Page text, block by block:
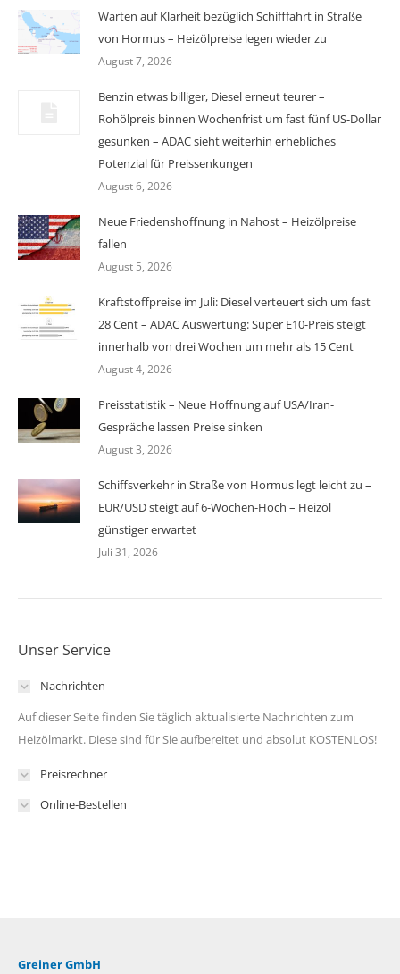
Warten auf Klarheit bezüglich Schifffahrt in Straße
von Hormus – Heizölpreise legen wieder zu
August 7, 2026
Benzin etwas billiger, Diesel erneut teurer –
Rohölpreis binnen Wochenfrist um fast fünf US-Dollar
gesunken – ADAC sieht weiterhin erhebliches
Potenzial für Preissenkungen
August 6, 2026
Neue Friedenshoffnung in Nahost – Heizölpreise
fallen
August 5, 2026
Kraftstoffpreise im Juli: Diesel verteuert sich um fast
28 Cent – ADAC Auswertung: Super E10-Preis steigt
innerhalb von drei Wochen um mehr als 15 Cent
August 4, 2026
Preisstatistik – Neue Hoffnung auf USA/Iran-
Gespräche lassen Preise sinken
August 3, 2026
Schiffsverkehr in Straße von Hormus legt leicht zu –
EUR/USD steigt auf 6-Wochen-Hoch – Heizöl
günstiger erwartet
Juli 31, 2026
Unser Service
Nachrichten
Auf dieser Seite finden Sie täglich aktualisierte Nachrichten zum
Heizölmarkt. Diese sind für Sie aufbereitet und absolut KOSTENLOS!
Preisrechner
Online-Bestellen
Greiner GmbH